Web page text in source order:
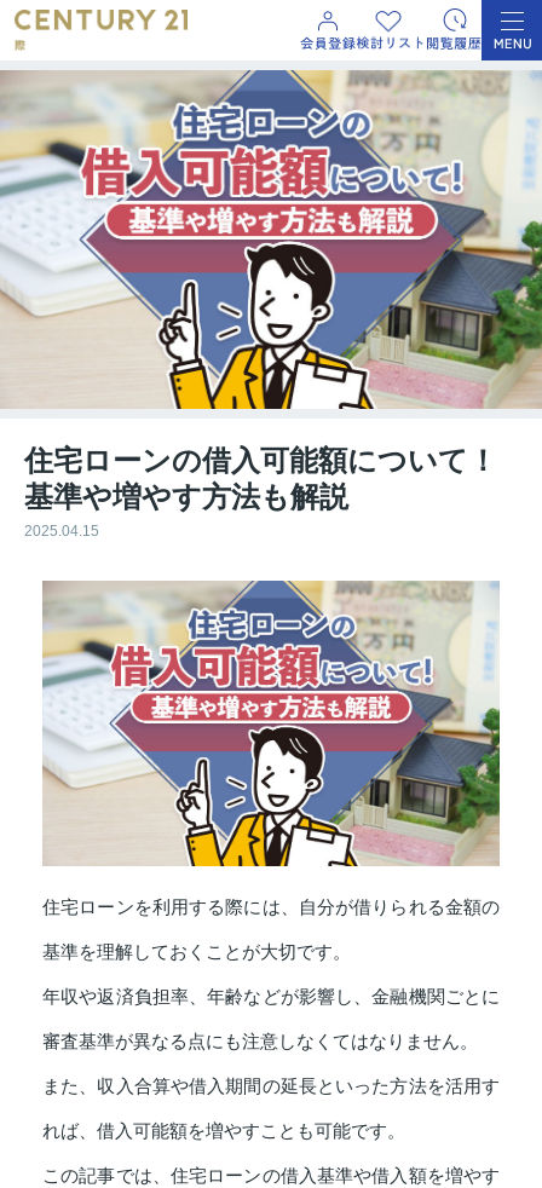
住宅ローンの借入可能額について！
基準や増やす方法も解説
2025.04.15
住宅ローンを利用する際には、自分が借りられる金額の
基準を理解しておくことが大切です。
年収や返済負担率、年齢などが影響し、金融機関ごとに
審査基準が異なる点にも注意しなくてはなりません。
また、収入合算や借入期間の延長といった方法を活用す
れば、借入可能額を増やすことも可能です。
この記事では、住宅ローンの借入基準や借入額を増やす